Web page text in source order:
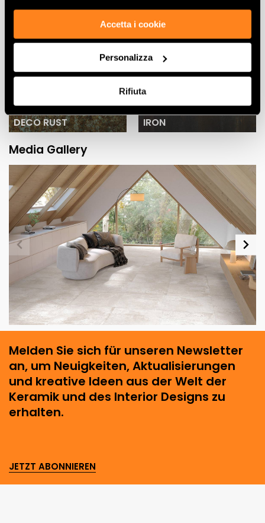
Accetta i cookie
Personalizza
Rifiuta
DECO RUST IRON
Media Gallery
Melden Sie sich für unseren Newsletter
an, um Neuigkeiten, Aktualisierungen
und kreative Ideen aus der Welt der
Keramik und des Interior Designs zu
erhalten.
JETZT ABONNIEREN